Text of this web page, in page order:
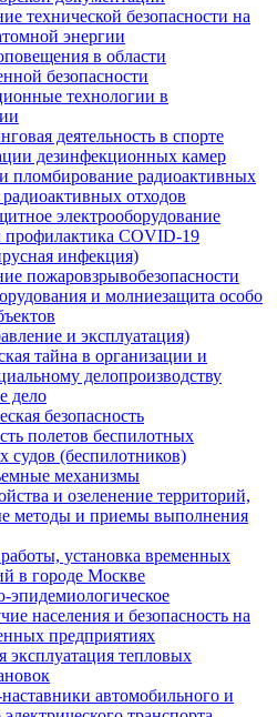
технической безопасности на
энергии
в области
безопасности
технологии в
деятельность в спорте
дезинфекционных камер
пломбирование радиоактивных
отходов
электрооборудование
профилактика COVID-19
инфекция)
пожаровзрывобезопасности
и молниезащита особо
и эксплуатация)
тайна в организации и
делопроизводству
дело
безопасность
полетов беспилотных
судов (беспилотников)
механизмы
и озеленение территорий,
методы и приемы выполнения
установка временных
в городе Москве
эпидемиологическое
населения и безопасность на
предприятиях
эксплуатация тепловых
автомобильного и